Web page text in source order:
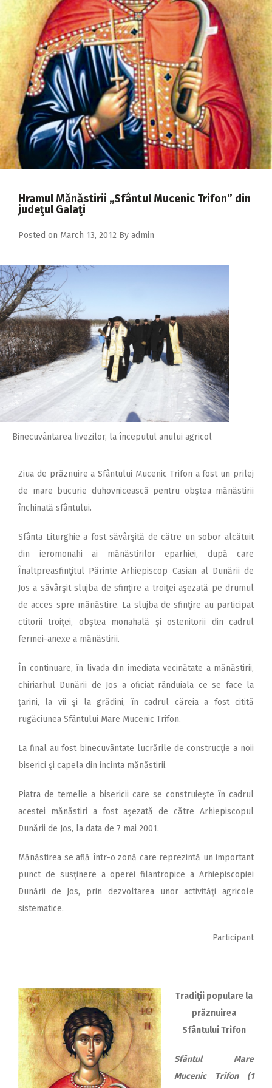
2018
2017
2015
2014
2013
2012
2011
2009
Hramul Mănăstirii ,,Sfântul Mucenic Trifon” din
judeţul Galaţi
Posted on March 13, 2012 By admin
Binecuvântarea livezilor, la începutul anului agricol
Ziua de prăznuire a Sfântului Mucenic Trifon a fost un prilej
de mare bucurie duhovnicească pentru obştea mănăstirii
închinată sfântului.
Sfânta Liturghie a fost săvârşită de către un sobor alcătuit
din ieromonahi ai mănăstirilor eparhiei, după care
Înaltpreasfinţitul Părinte Arhiepiscop Casian al Dunării de
Jos a săvârşit slujba de sfinţire a troiţei aşezată pe drumul
de acces spre mănăstire. La slujba de sfinţire au participat
ctitorii troiţei, obştea monahală şi ostenitorii din cadrul
fermei-anexe a mănăstirii.
În continuare, în livada din imediata vecinătate a mănăstirii,
chiriarhul Dunării de Jos a oficiat rânduiala ce se face la
ţarini, la vii şi la grădini, în cadrul căreia a fost citită
rugăciunea Sfântului Mare Mucenic Trifon.
La final au fost binecuvântate lucrările de construcţie a noii
biserici şi capela din incinta mănăstirii.
Piatra de temelie a bisericii care se construieşte în cadrul
acestei mănăstiri a fost aşezată de către Arhiepiscopul
Dunării de Jos, la data de 7 mai 2001.
Mănăstirea se află într-o zonă care reprezintă un important
punct de susţinere a operei filantropice a Arhiepiscopiei
Dunării de Jos, prin dezvoltarea unor activităţi agricole
sistematice.
Participant
Tradiţii populare la
prăznuirea
Sfântului Trifon
Sfântul Mare
Mucenic Trifon (1